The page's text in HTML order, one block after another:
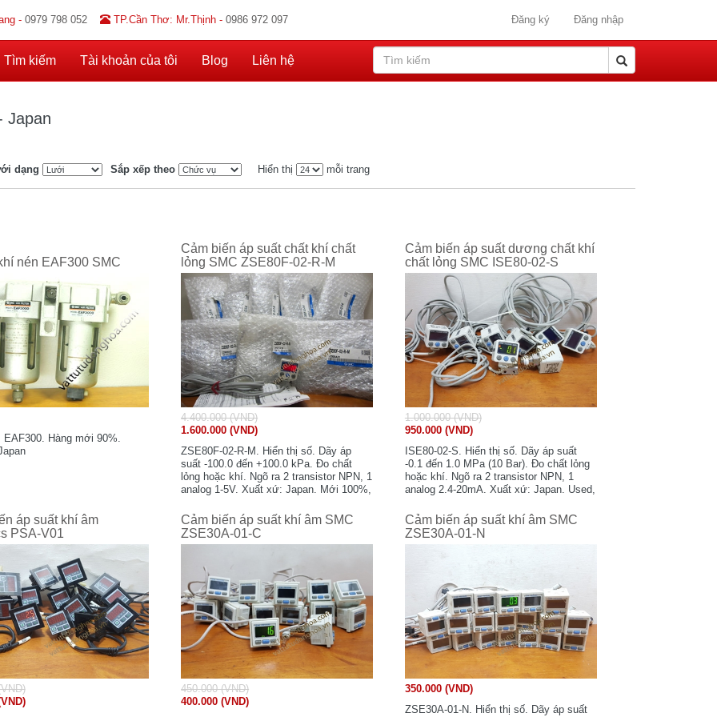
- 0979 798 052 TP.Cần Thơ: Mr.Thịnh - 0986 972 097 Đăng ký Đăng nhập
Tìm kiếm Tài khoản của tôi Blog Liên hệ
Japan
dạng Sắp xếp theo Hiển thị mỗi trang
nén EAF300 SMC
EAF300. Hàng mới 90%.
Cảm biến áp suất chất khí chất
lỏng SMC ZSE80F-02-R-M
4.400.000 (VND)
1.600.000 (VND)
ZSE80F-02-R-M. Hiển thị số. Dãy áp
suất -100.0 đến +100.0 kPa. Đo chất
lỏng hoặc khí. Ngõ ra 2 transistor NPN, 1
analog 1-5V. Xuất xứ: Japan. Mới 100%,
Cảm biến áp suất dương chất khí
chất lỏng SMC ISE80-02-S
1.000.000 (VND)
950.000 (VND)
ISE80-02-S. Hiển thị số. Dãy áp suất
-0.1 đến 1.0 MPa (10 Bar). Đo chất lỏng
hoặc khí. Ngõ ra 2 transistor NPN, 1
analog 2.4-20mA. Xuất xứ: Japan. Used,
áp suất khí âm
PSA-V01
Cảm biến áp suất khí âm SMC
ZSE30A-01-C
450.000 (VND)
400.000 (VND)
Cảm biến áp suất khí âm SMC
ZSE30A-01-N
350.000 (VND)
ZSE30A-01-N. Hiển thị số. Dãy áp suất